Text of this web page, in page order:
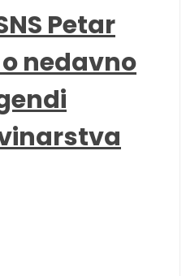
Petar
nedavno